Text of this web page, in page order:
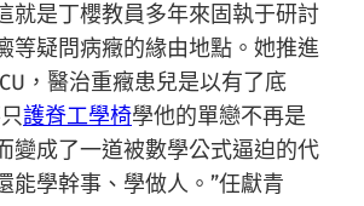
就是丁櫻教員多年來固執于研討
等疑問病癥的緣由地點。她推進
，醫治重癥患兒是以有了底
護脊工學椅學他的單戀不再是
變成了一道被數學公式逼迫的代
能學幹事、學做人。”任獻青